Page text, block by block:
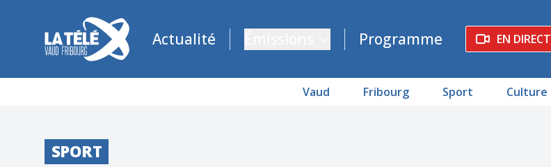
La Télé - Télévision régionale Vaud et Fribourg
Actualité Programme EN DIRECT
Vaud Fribourg Sport Culture
SPORT